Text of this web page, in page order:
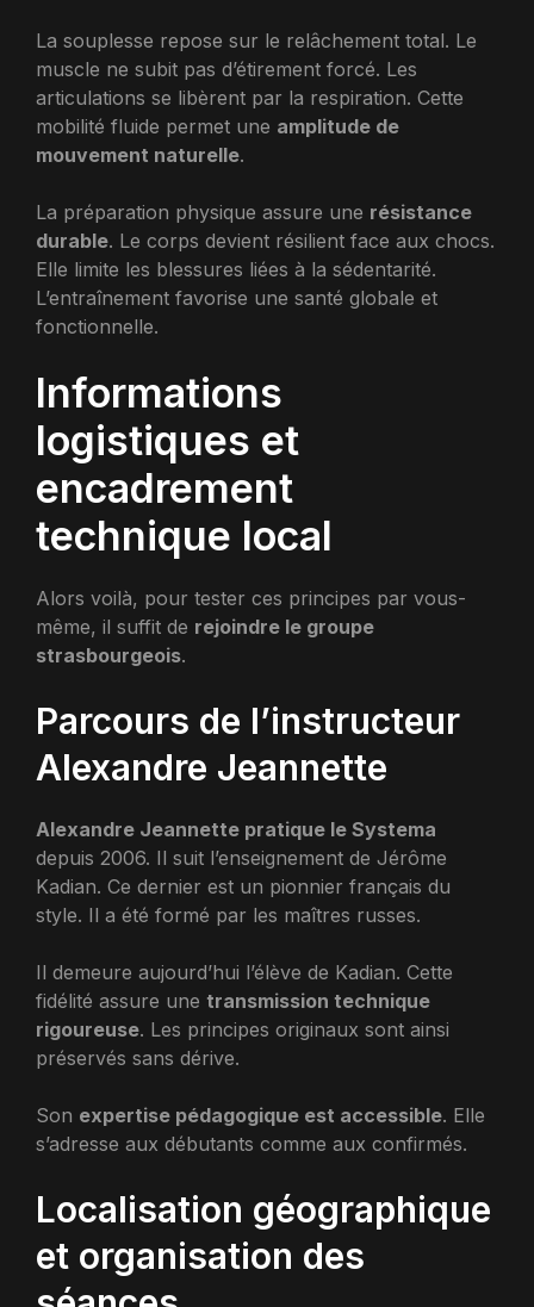
La souplesse repose sur le relâchement total. Le
muscle ne subit pas d’étirement forcé. Les
articulations se libèrent par la respiration. Cette
mobilité fluide permet une amplitude de
mouvement naturelle.
La préparation physique assure une résistance
durable. Le corps devient résilient face aux chocs.
Elle limite les blessures liées à la sédentarité.
L’entraînement favorise une santé globale et
fonctionnelle.
Informations
logistiques et
encadrement
technique local
Alors voilà, pour tester ces principes par vous-
même, il suffit de rejoindre le groupe
strasbourgeois.
Parcours de l’instructeur
Alexandre Jeannette
Alexandre Jeannette pratique le Systema
depuis 2006. Il suit l’enseignement de Jérôme
Kadian. Ce dernier est un pionnier français du
style. Il a été formé par les maîtres russes.
Il demeure aujourd’hui l’élève de Kadian. Cette
fidélité assure une transmission technique
rigoureuse. Les principes originaux sont ainsi
préservés sans dérive.
Son expertise pédagogique est accessible. Elle
s’adresse aux débutants comme aux confirmés.
Localisation géographique
et organisation des